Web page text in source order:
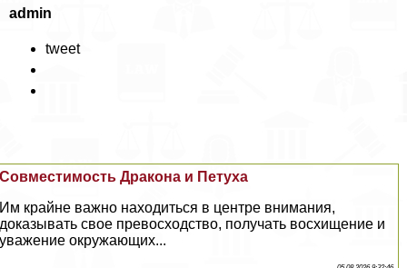
admin
tweet
Совместимость Дpaкона и Пeтyxа
Им крайне важно находиться в центре внимания,
доказывать свое превосходство, получать восхищение и
уважение окружающих...